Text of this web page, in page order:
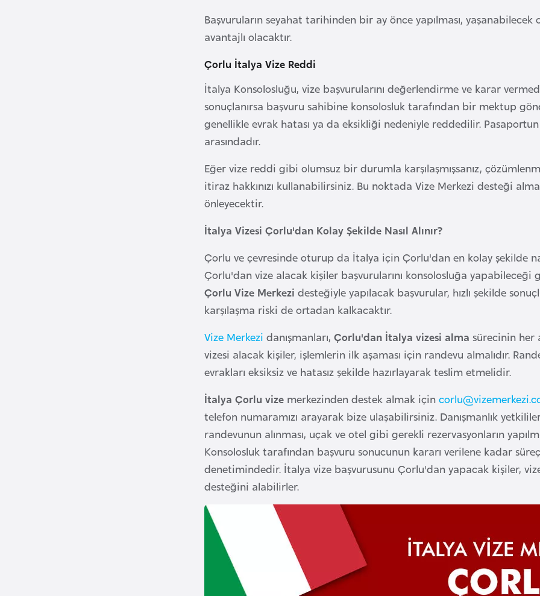
Başvuruların seyahat tarihinden bir ay önce yapılması, yaşanabilecek
avantajlı olacaktır.
Çorlu İtalya Vize Reddi
İtalya Konsolosluğu, vize başvurularını değerlendirme ve karar
sonuçlanırsa başvuru sahibine konsolosluk tarafından bir mektup
genellikle evrak hatası ya da eksikliği nedeniyle reddedilir. Pasaportun
arasındadır.
Eğer vize reddi gibi olumsuz bir durumla karşılaşmışsanız,
itiraz hakkınızı kullanabilirsiniz. Bu noktada Vize Merkezi desteği
önleyecektir.
İtalya Vizesi Çorlu'dan Kolay Şekilde Nasıl Alınır?
Çorlu ve çevresinde oturup da İtalya için Çorlu'dan en kolay şekilde
Çorlu'dan vize alacak kişiler başvurularını konsolosluğa yapabileceği
Çorlu Vize Merkezi desteğiyle yapılacak başvurular, hızlı şekilde
karşılaşma riski de ortadan kalkacaktır.
Vize Merkezi danışmanları, Çorlu'dan İtalya vizesi alma sürecinin her
vizesi alacak kişiler, işlemlerin ilk aşaması için randevu almalıdır.
evrakları eksiksiz ve hatasız şekilde hazırlayarak teslim etmelidir.
İtalya Çorlu vize merkezinden destek almak için
telefon numaramızı arayarak bize ulaşabilirsiniz. Danışmanlık
randevunun alınması, uçak ve otel gibi gerekli rezervasyonların
Konsolosluk tarafından başvuru sonucunun kararı verilene kadar
denetimindedir. İtalya vize başvurusunu Çorlu'dan yapacak kişiler,
desteğini alabilirler.